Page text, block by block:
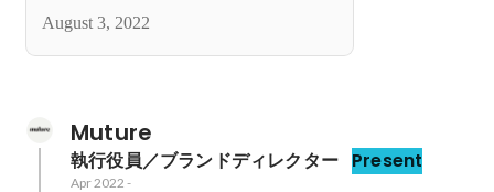
August 3, 2022
Muture
執行役員／ブランドディレクター Present
Apr 2022 -